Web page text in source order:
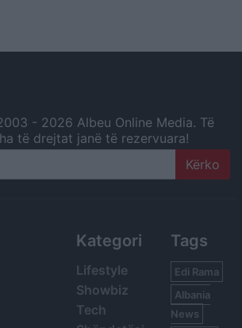
- 2026 Albeu Online Media. Të
të drejtat janë të rezervuara!
Kategori
Lifestyle
Showbiz
Tech
Tags
Edi Rama
Albania
News